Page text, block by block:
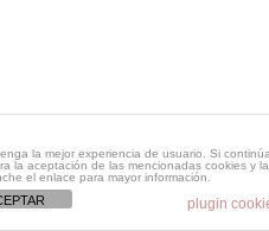
la mejor experiencia de usuario. Si
la aceptación de las mencionadas cookies y la
el enlace para mayor información.
plugin